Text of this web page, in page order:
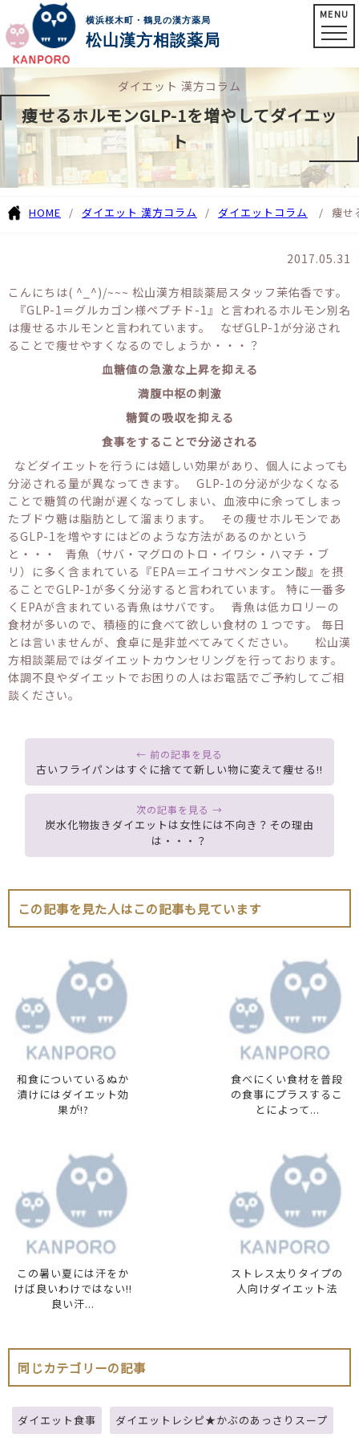
横浜桜木町・鶴見の漢方薬局
松山漢方相談薬局
MENU
ダイエット 漢方コラム
痩せるホルモンGLP-1を増やしてダイエッ
ト
HOME ダイエット 漢方コラム ダイエットコラム 痩せ
2017.05.31
こんにちは( ^_^)/~~~ 松山漢方相談薬局スタッフ茉佑香です。
『GLP-1＝グルカゴン様ペプチド-1』と言われるホルモン別名
は痩せるホルモンと言われています。 なぜGLP-1が分泌され
ることで痩せやすくなるのでしょうか・・・？
血糖値の急激な上昇を抑える
満腹中枢の刺激
糖質の吸収を抑える
食事をすることで分泌される
などダイエットを行うには嬉しい効果があり、個人によっても
分泌される量が異なってきます。 GLP-1の分泌が少なくなる
ことで糖質の代謝が遅くなってしまい、血液中に余ってしまっ
たブドウ糖は脂肪として溜まります。 その痩せホルモンであ
るGLP-1を増やすにはどのような方法があるのかという
と・・・ 青魚（サバ・マグロのトロ・イワシ・ハマチ・ブ
リ）に多く含まれている『EPA＝エイコサペンタエン酸』を摂
ることでGLP-1が多く分泌すると言われています。 特に一番多
くEPAが含まれている青魚はサバです。 青魚は低カロリーの
食材が多いので、積極的に食べて欲しい食材の１つです。 毎日
とは言いませんが、食卓に是非並べてみてください。 松山漢
方相談薬局ではダイエットカウンセリングを行っております。
体調不良やダイエットでお困りの人はお電話でご予約してご相
談ください。
古いフライパンはすぐに捨てて新しい物に変えて痩せる!!
炭水化物抜きダイエットは女性には不向き？その理由
は・・・？
この記事を見た人はこの記事も見ています
和食についているぬか
漬けにはダイエット効
果が!?
食べにくい食材を普段
の食事にプラスするこ
とによって...
この暑い夏には汗をか
けば良いわけではない!!
良い汗...
ストレス太りタイプの
人向けダイエット法
同じカテゴリーの記事
ダイエット食事 ダイエットレシピ★かぶのあっさりスープ